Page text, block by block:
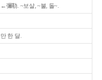
←彌勒. ~보살, ~불, 돌~.
만 한 달.